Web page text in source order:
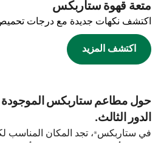
متعة قهوة ستاربكس
اكتشف نكهات جديدة مع درجات
اكتشف المزيد
حول مطاعم ستاربكس
الدور الثالث.
في ستاربكس®، تجد المكان المناسب